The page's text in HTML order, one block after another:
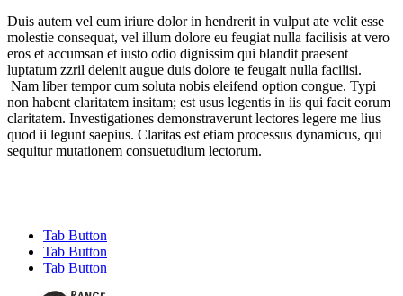
Duis autem vel eum iriure dolor in hendrerit in vulput ate velit esse
molestie consequat, vel illum dolore eu feugiat nulla facilisis at vero
eros et accumsan et iusto odio dignissim qui blandit praesent
luptatum zzril delenit augue duis dolore te feugait nulla facilisi.
Nam liber tempor cum soluta nobis eleifend option congue. Typi
non habent claritatem insitam; est usus legentis in iis qui facit eorum
claritatem. Investigationes demonstraverunt lectores legere me lius
quod ii legunt saepius. Claritas est etiam processus dynamicus, qui
sequitur mutationem consuetudium lectorum.
Tab Button
Tab Button
Tab Button